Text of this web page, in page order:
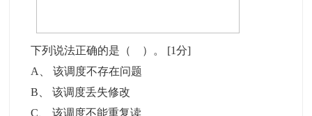
下列说法正确的是（ ）。 [1分]
A
、该调度不存在问题
B 、该调度丢失修改
C 、该调度不能重复读